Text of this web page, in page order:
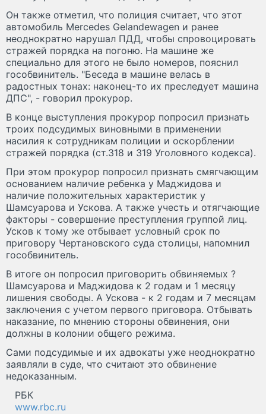
Он также отметил, что полиция считает, что этот
автомобиль Mercedes Gelandewagen и ранее
неоднократно нарушал ПДД, чтобы спровоцировать
стражей порядка на погоню. На машине же
специально для этого не было номеров, пояснил
гособвинитель. "Беседа в машине велась в
радостных тонах: наконец-то их преследует машина
ДПС", - говорил прокурор.
В конце выступления прокурор попросил признать
троих подсудимых виновными в применении
насилия к сотрудникам полиции и оскорблении
стражей порядка (ст.318 и 319 Уголовного кодекса).
При этом прокурор попросил признать смягчающим
основанием наличие ребенка у Маджидова и
наличие положительных характеристик у
Шамсуарова и Ускова. А также учесть и отягчающие
факторы - совершение преступления группой лиц.
Усков к тому же отбывает условный срок по
приговору Чертановского суда столицы, напомнил
гособвинитель.
В итоге он попросил приговорить обвиняемых ?
Шамсуарова и Маджидова к 2 годам и 1 месяцу
лишения свободы. А Ускова - к 2 годам и 7 месяцам
заключения с учетом первого приговора. Отбывать
наказание, по мнению стороны обвинения, они
должны в колонии общего режима.
Сами подсудимые и их адвокаты уже неоднократно
заявляли в суде, что считают это обвинение
недоказанным.
РБК
www.rbc.ru